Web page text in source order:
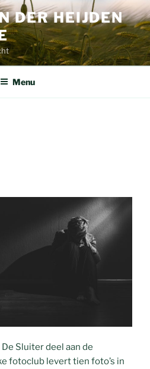
DER HEIJDEN
Menu
Sluiter deel aan de
fotoclub levert tien foto’s in